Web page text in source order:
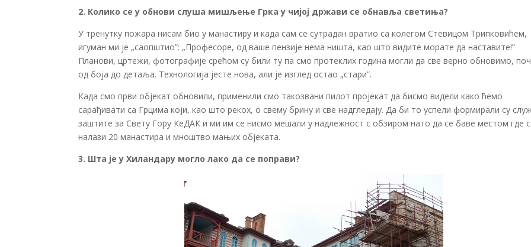
2. Колико се у обнови слуша мишљење Грка у чијој држави се обнавља светиња?
У тренутку пожара нисам био у манастиру и када сам се сутрадан вратио са колегом Стевицом Трипковићем,
игуман ми је „саопштио”: „Професоре, од ваше пензије нема ништа, као што видите морате да наставите!”
Планови, цртежи, фотографије срећом су били ту па смо протеклих година могли да све верно обновимо,
од боја до детаља. Технологија јесте нова, али је изглед остао „стари”.
Када смо први објекат обновили, применили смо такозвани пилот пројекат да бисмо видели како ћемо
сарађивати са Грцима који, као што рекох, о свему брину и све надгледају. Да би то успели формирали су
заштите за Свету Гору КеДАК и ми им се нисмо мешали у надлежност с обзиром нато да се баве местом где
налази 20 манастира и мноштво мањих објеката.
3. Шта је у Хиландару могло лако да се поправи?